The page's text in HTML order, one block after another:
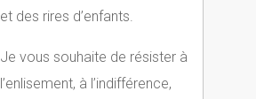
et des rires d’enfants.
Je vous souhaite de résister à
l’enlisement, à l’indifférence,